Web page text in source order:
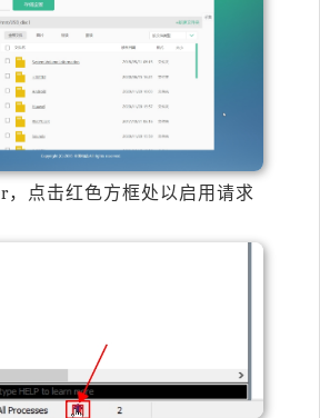
，点击红色方框处以启用请求